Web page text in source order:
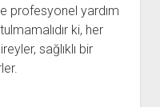
profesyonel yardım
ki, her
sağlıklı bir